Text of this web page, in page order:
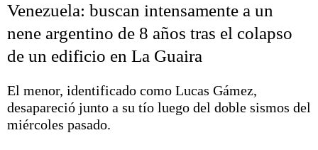
El mundo
Seguridad
Escenario Olímpico
Liga del Sur
Básquetbol
Venezuela: buscan intensamente a un
nene argentino de 8 años tras el colapso
de un edificio en La Guaira
El menor, identificado como Lucas Gámez,
desapareció junto a su tío luego del doble sismos del
miércoles pasado.